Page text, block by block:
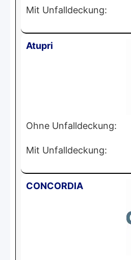
Mit Unfalldeckung:
Atupri
Ohne Unfalldeckung:
Mit Unfalldeckung:
CONCORDIA